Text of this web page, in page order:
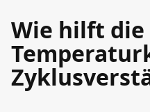
Wie hilft die